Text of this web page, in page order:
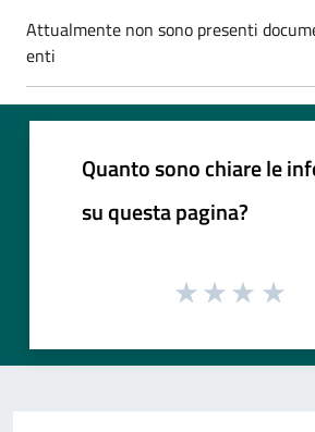
Attualmente non sono presenti
enti
Quanto sono chiare le
su questa pagina?